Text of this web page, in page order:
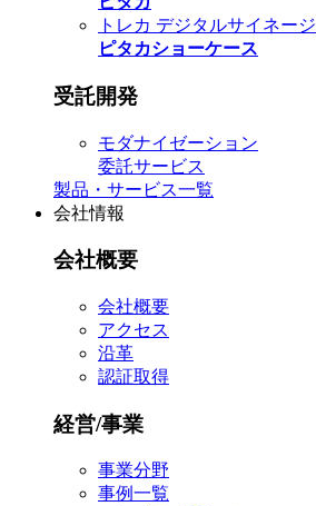
トレカ デジタルサイネージ
ピタカショーケース
受託開発
モダナイゼーション
委託サービス
製品・サービス一覧
会社情報
会社概要
会社概要
アクセス
沿革
認証取得
経営/事業
事業分野
事例一覧